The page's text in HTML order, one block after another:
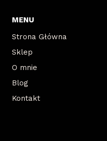
MENU
Strona Główna
Sklep
O mnie
Blog
Kontakt